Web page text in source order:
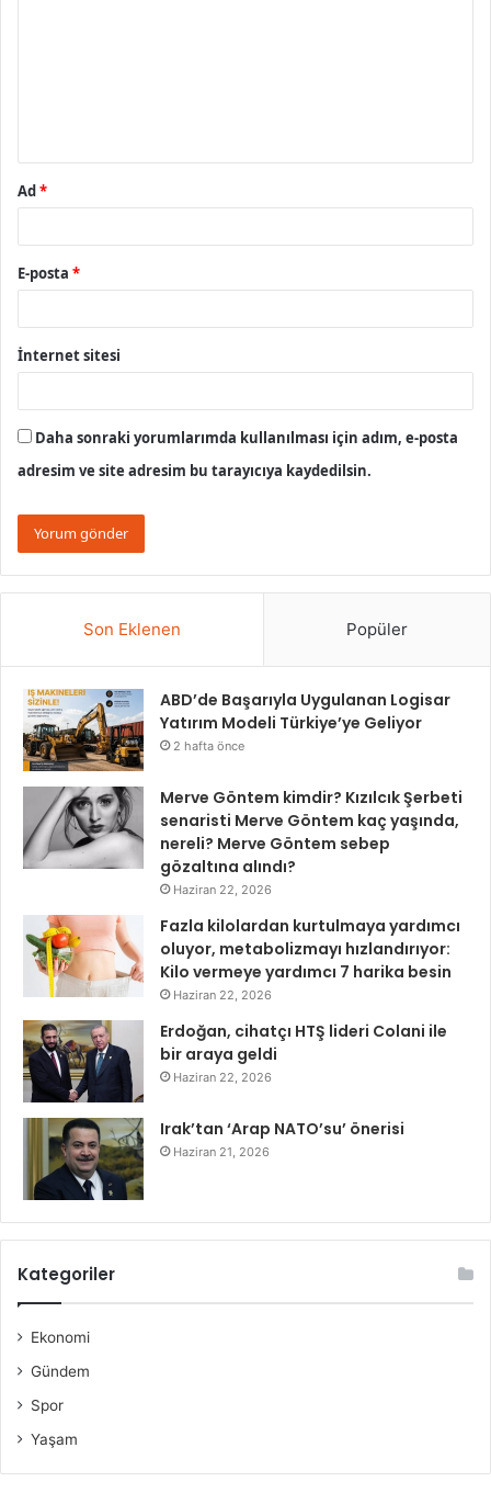
Ad*
E-posta *
İnternet sitesi
Daha sonraki yorumlarımda kullanılması için adım, e-posta
adresim ve site adresim bu tarayıcıya kaydedilsin.
Son Eklenen Popüler
ABD’de Başarıyla Uygulanan Logisar
Yatırım Modeli Türkiye’ye Geliyor
2 hafta önce
Merve Göntem kimdir? Kızılcık Şerbeti
senaristi Merve Göntem kaç yaşında,
nereli? Merve Göntem sebep
gözaltına alındı?
Haziran 22, 2026
Fazla kilolardan kurtulmaya yardımcı
oluyor, metabolizmayı hızlandırıyor:
Kilo vermeye yardımcı 7 harika besin
Haziran 22, 2026
Erdoğan, cihatçı HTŞ lideri Colani ile
bir araya geldi
Haziran 22, 2026
Irak’tan ‘Arap NATO’su’ önerisi
Haziran 21, 2026
Kategoriler
Ekonomi
Gündem
Spor
Yaşam